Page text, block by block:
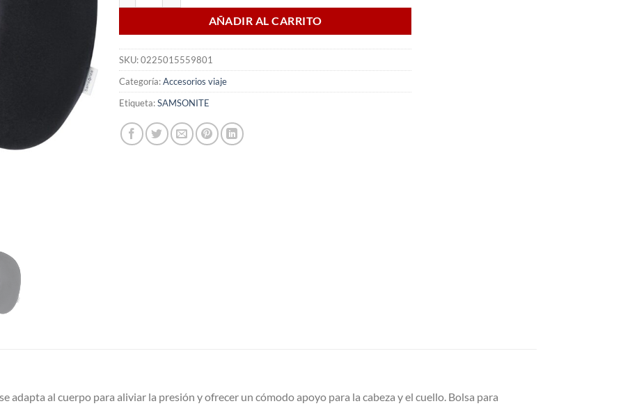
AÑADIR AL CARRITO
SKU:0225015559801
Categoría:Accesorios viaje
Etiqueta:SAMSONITE
adapta al cuerpo para aliviar la presión y ofrecer un cómodo apoyo para la cabeza y el cuello. Bolsa para